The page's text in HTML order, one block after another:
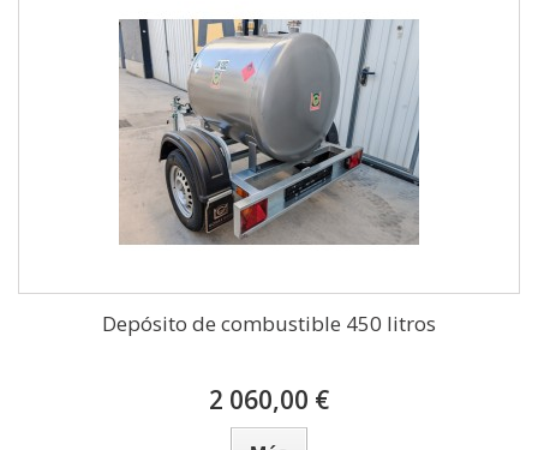
Depósito de combustible 450 litros
2 060,00 €